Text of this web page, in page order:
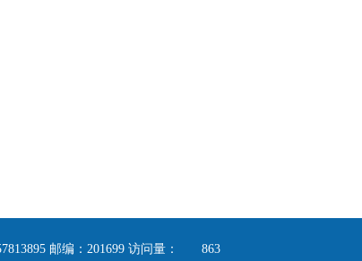
863
邮编：201699 访问量：